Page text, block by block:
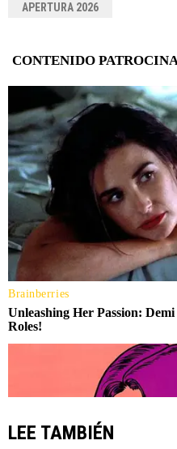
APERTURA 2026